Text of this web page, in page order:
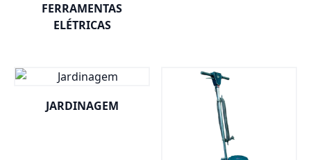
FERRAMENTAS
ELÉTRICAS
JARDINAGEM